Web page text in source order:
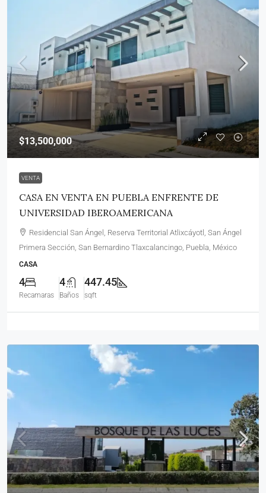
$13,500,000
VENTA
CASA EN VENTA EN PUEBLA ENFRENTE DE
UNIVERSIDAD IBEROAMERICANA
Residencial San Ángel, Reserva Territorial Atlixcáyotl, San Ángel
Primera Sección, San Bernardino Tlaxcalancingo, Puebla, México
CASA
4
Recamaras
4
Baños
447.45
sqft